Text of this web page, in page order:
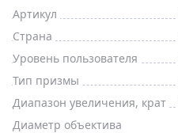
Артикул
Страна
Уровень пользователя
Тип призмы
Диапазон увеличения, крат
Диаметр объектива